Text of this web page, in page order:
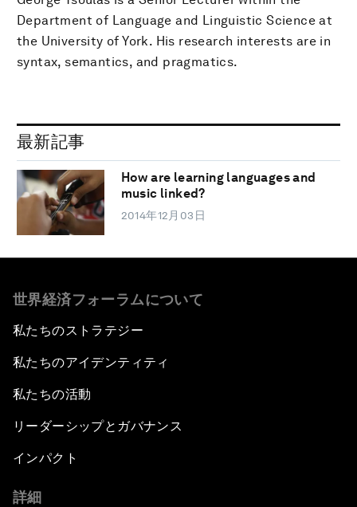
Department of Language and Linguistic Science at
the University of York. His research interests are in
syntax, semantics, and pragmatics.
最新記事
How are learning languages and
music linked?
2014年12月03日
世界経済フォーラムについて
私たちのストラテジー
私たちのアイデンティティ
私たちの活動
リーダーシップとガバナンス
インパクト
詳細